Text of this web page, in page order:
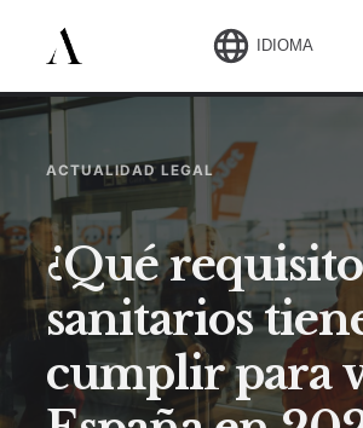
IDIOMA
ACTUALIDAD LEGAL
¿Qué
sanitarios
cumplir para